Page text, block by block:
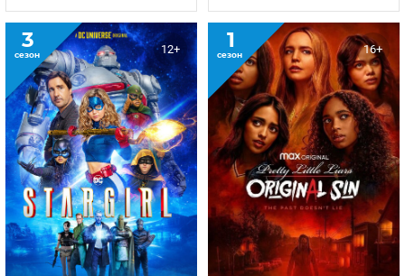
3
сезон 12+ 1
сезон 16+